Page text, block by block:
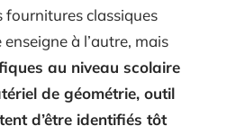
fournitures classiques
à l’autre, mais
au niveau scolaire
de géométrie, outil
d’être identifiés tôt